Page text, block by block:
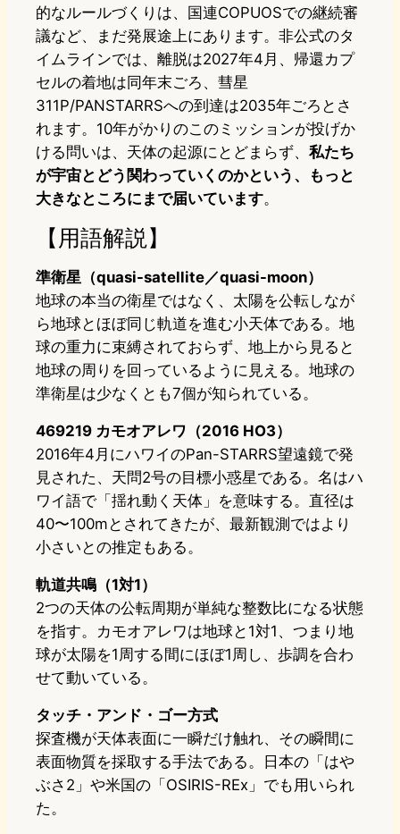
的なルールづくりは、国連COPUOSでの継続審
議など、まだ発展途上にあります。非公式のタ
イムラインでは、離脱は2027年4月、帰還カプ
セルの着地は同年末ごろ、彗星
311P/PANSTARRSへの到達は2035年ごろとさ
れます。10年がかりのこのミッションが投げか
ける問いは、天体の起源にとどまらず、 私たち
が宇宙とどう関わっていくのかという、もっと
大きなところにまで届いています。
【用語解説】
準衛星（quasi-satellite／quasi-moon）
地球の本当の衛星ではなく、太陽を公転しなが
ら地球とほぼ同じ軌道を進む小天体である。地
球の重力に束縛されておらず、地上から見ると
地球の周りを回っているように見える。地球の
準衛星は少なくとも7個が知られている。
469219 カモオアレワ（2016 HO3）
2016年4月にハワイのPan-STARRS望遠鏡で発
見された、天問2号の目標小惑星である。名はハ
ワイ語で「揺れ動く天体」を意味する。直径は
40〜100mとされてきたが、最新観測ではより
小さいとの推定もある。
軌道共鳴（1対1）
2つの天体の公転周期が単純な整数比になる状態
を指す。カモオアレワは地球と1対1、つまり地
球が太陽を1周する間にほぼ1周し、歩調を合わ
せて動いている。
タッチ・アンド・ゴー方式
探査機が天体表面に一瞬だけ触れ、その瞬間に
表面物質を採取する手法である。日本の「はや
ぶさ2」や米国の「OSIRIS-REx」でも用いられ
た。